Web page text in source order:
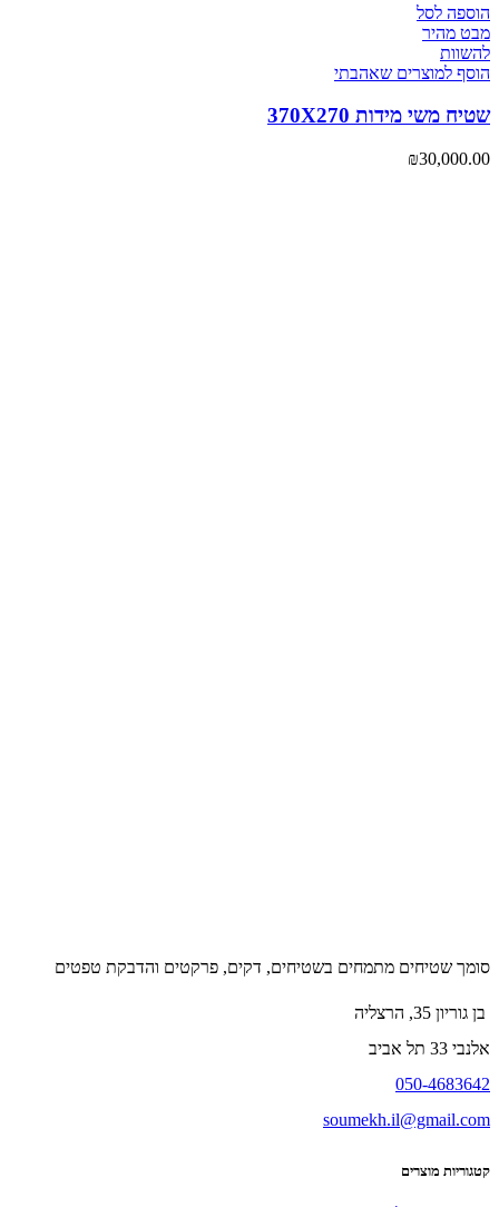
הוספה לסל
מבט מהיר
להשוות
הוסף למוצרים שאהבתי
שטיח משי מידות 370X270
₪30,000.00
סומך שטיחים מתמחים בשטיחים, דקים, פרקטים והדבקת טפטים
בן גוריון 35, הרצליה
אלנבי 33 תל אביב
050-4683642
soumekh.il@gmail.com
קטגוריות מוצרים